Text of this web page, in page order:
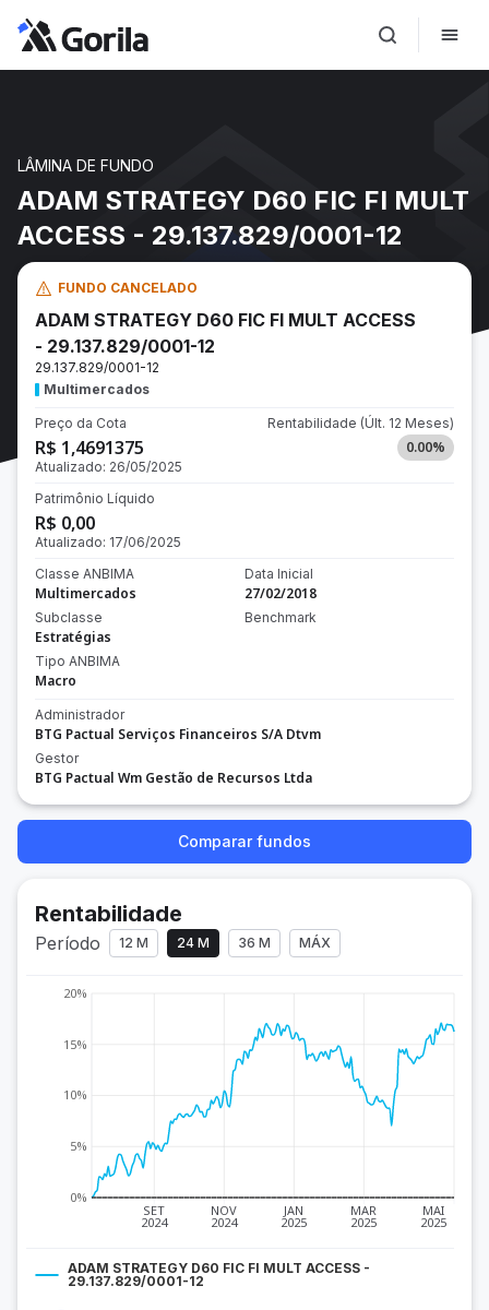
LÂMINA DE FUNDO
ADAM STRATEGY D60 FIC FI MULT
ACCESS - 29.137.829/0001-12
FUNDO CANCELADO
ADAM STRATEGY D60 FIC FI MULT ACCESS
- 29.137.829/0001-12
29.137.829/0001-12
Multimercados
Preço da Cota
R$ 1,4691375
Atualizado: 26/05/2025
Rentabilidade (Últ. 12 Meses)
0.00%
Patrimônio Líquido
R$ 0,00
Atualizado: 17/06/2025
Classe ANBIMA
Multimercados
Subclasse
Estratégias
Tipo ANBIMA
Macro
Data Inicial
27/02/2018
Benchmark
Administrador
BTG Pactual Serviços Financeiros S/A Dtvm
Gestor
BTG Pactual Wm Gestão de Recursos Ltda
Comparar fundos
Rentabilidade
Período 12 M 24 M 36 M MÁX
SET
2024
NOV
2024
JAN
2025
MAR
2025
MAI
2025
0%
5%
10%
15%
20%
ADAM STRATEGY D60 FIC FI MULT ACCESS -
29.137.829/0001-12